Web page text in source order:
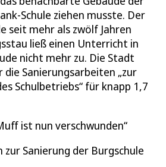
Schule ziehen musste. Der
seit mehr als zwölf Jahren
ließ einen Unterricht in
nicht mehr zu. Die Stadt
Sanierungsarbeiten „zur
Schulbetriebs“ für knapp 1,7
ist nun verschwunden
zur Sanierung der Burgschule